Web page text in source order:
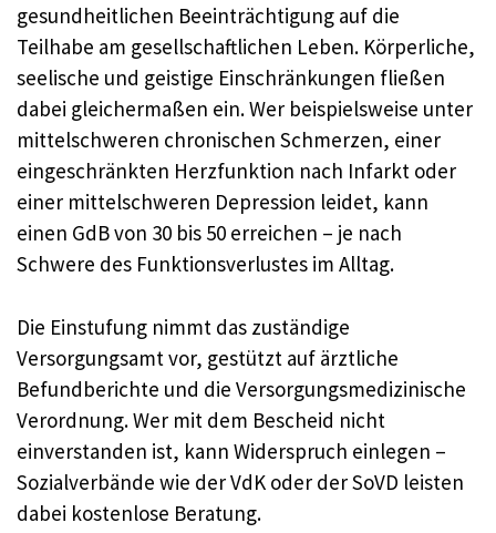
gesundheitlichen Beeinträchtigung auf die
Teilhabe am gesellschaftlichen Leben. Körperliche,
seelische und geistige Einschränkungen fließen
dabei gleichermaßen ein. Wer beispielsweise unter
mittelschweren chronischen Schmerzen, einer
eingeschränkten Herzfunktion nach Infarkt oder
einer mittelschweren Depression leidet, kann
einen GdB von 30 bis 50 erreichen – je nach
Schwere des Funktionsverlustes im Alltag.
Die Einstufung nimmt das zuständige
Versorgungsamt vor, gestützt auf ärztliche
Befundberichte und die Versorgungsmedizinische
Verordnung. Wer mit dem Bescheid nicht
einverstanden ist, kann Widerspruch einlegen –
Sozialverbände wie der VdK oder der SoVD leisten
dabei kostenlose Beratung.